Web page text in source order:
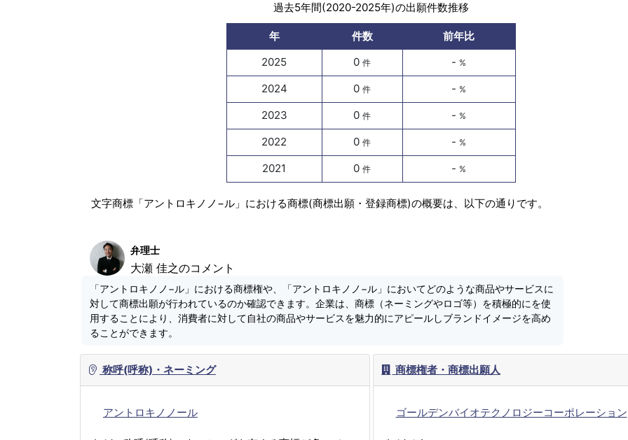
過去5年間(2020-2025年)の出願件数推移
年 件数
前年比
2025
0件 - %
2024 0件 - %
2023 0件 - %
2022 0件 - %
2021 0件 - %
文字商標「アントロキノノ−ル」における商標(商標出願・登録商標)の概要は、以下の通りです。
弁理士
大瀬 佳之のコメント
「アントロキノノ−ル」における商標権や、「アントロキノノ−ル」においてどのような商品やサービスに
対して商標出願が行われているのか確認できます。企業は、商標（ネーミングやロゴ等）を積極的にを使
用することにより、消費者に対して自社の商品やサービスを魅力的にアピールしブランドイメージを高め
ることができます。
称呼(呼称)・ネーミング
アントロキノノール
商標権者・商標出願人
ゴールデンバイオテクノロジーコーポレーション